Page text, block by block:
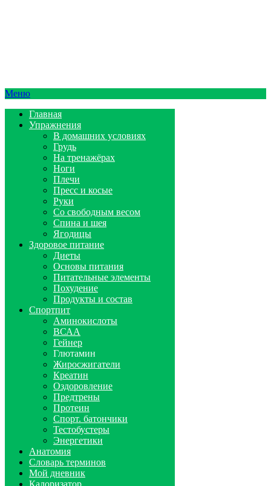
Меню
Главная
Упражнения
В домашних условиях
Грудь
На тренажёрах
Ноги
Плечи
Пресс и косые
Руки
Со свободным весом
Спина и шея
Ягодицы
Здоровое питание
Диеты
Основы питания
Питательные элементы
Похудение
Продукты и состав
Спортпит
Аминокислоты
ВСАА
Гейнер
Глютамин
Жиросжигатели
Креатин
Оздоровление
Предтрены
Протеин
Спорт. батончики
Тестобустеры
Энергетики
Анатомия
Словарь терминов
Мой дневник
Калоризатор